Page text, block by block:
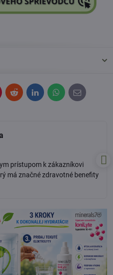
RedditLinkedInWhatsApp
E-
mail
5
prístupom k zákazníkovi
má značné zdravotné benefity